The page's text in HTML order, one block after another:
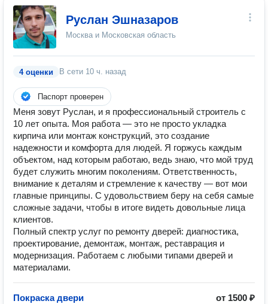
Руслан Эшназаров
Москва и Московская область
4 оценки В сети 10 ч. назад
Паспорт проверен
Меня зовут Руслан, и я профессиональный строитель с
10 лет опыта. Моя работа — это не просто укладка
кирпича или монтаж конструкций, это создание
надежности и комфорта для людей. Я горжусь каждым
объектом, над которым работаю, ведь знаю, что мой труд
будет служить многим поколениям. Ответственность,
внимание к деталям и стремление к качеству — вот мои
главные принципы. С удовольствием беру на себя самые
сложные задачи, чтобы в итоге видеть довольные лица
клиентов.
Полный спектр услуг по ремонту дверей: диагностика,
проектирование, демонтаж, монтаж, реставрация и
модернизация. Работаем с любыми типами дверей и
материалами.
Покраска двери
от 1500 ₽